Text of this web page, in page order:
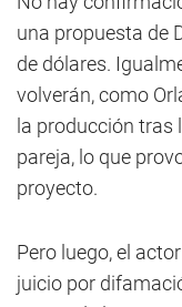
una propuesta de
de dólares.
volverán, como
la producción tras
pareja, lo que
proyecto.
Pero luego, el
juicio por